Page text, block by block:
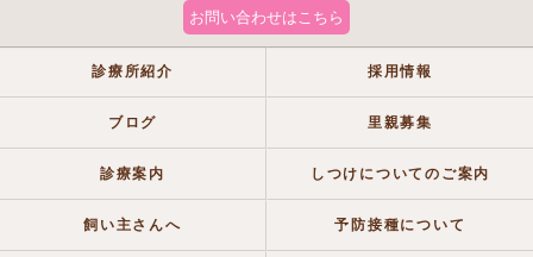
お問い合わせはこちら
診療所紹介 採用情報
ブログ 里親募集
診療案内 しつけについてのご案内
飼い主さんへ 予防接種について